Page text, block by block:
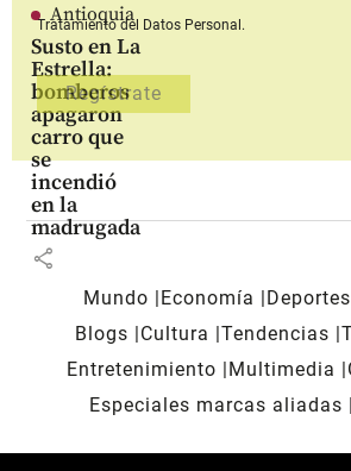
Antioquia
Susto en La
Estrella:
bomberos
apagaron
carro que
se
incendió
en la
madrugada
share
Tratamiento del Datos Personal.
Mundo Economía Deportes
Blogs
Cultura Tendencias
Entretenimiento
Multimedia
Especiales marcas aliadas